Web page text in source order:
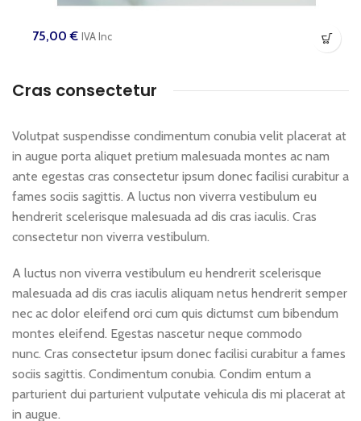
75,00€ IVA Inc
Cras consectetur
Volutpat suspendisse condimentum conubia velit placerat at
in augue porta aliquet pretium malesuada montes ac nam
ante egestas cras consectetur ipsum donec facilisi curabitur a
fames sociis sagittis. A luctus non viverra vestibulum eu
hendrerit scelerisque malesuada ad dis cras iaculis. Cras
consectetur non viverra vestibulum.
A luctus non viverra vestibulum eu hendrerit scelerisque
malesuada ad dis cras iaculis aliquam netus hendrerit semper
nec ac dolor eleifend orci cum quis dictumst cum bibendum
montes eleifend. Egestas nascetur neque commodo
nunc. Cras consectetur ipsum donec facilisi curabitur a fames
sociis sagittis. Condimentum conubia. Condim entum a
parturient dui parturient vulputate vehicula dis mi placerat at
in augue.